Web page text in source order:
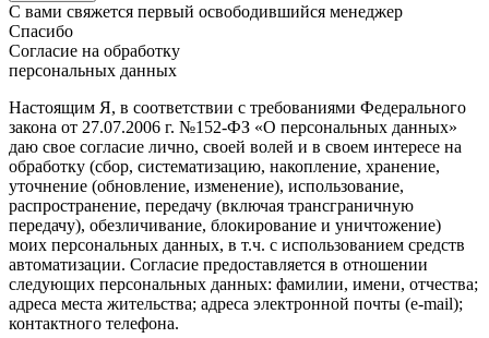
С вами свяжется первый освободившийся менеджер
Спасибо
Согласие на обработку
персональных данных
Настоящим Я, в соответствии с требованиями Федерального
закона от 27.07.2006 г. №152-ФЗ «О персональных данных»
даю свое согласие лично, своей волей и в своем интересе на
обработку (сбор, систематизацию, накопление, хранение,
уточнение (обновление, изменение), использование,
распространение, передачу (включая трансграничную
передачу), обезличивание, блокирование и уничтожение)
моих персональных данных, в т.ч. с использованием средств
автоматизации. Согласие предоставляется в отношении
следующих персональных данных: фамилии, имени, отчества;
адреса места жительства; адреса электронной почты (e-mail);
контактного телефона.